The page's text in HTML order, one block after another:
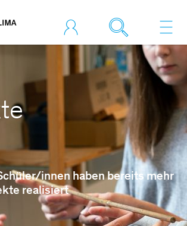
innen haben bereits mehr
realisiert